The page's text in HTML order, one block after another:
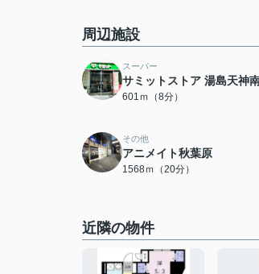
周辺施設
スーパー
サミットストア 湯島天神
601ｍ（8分）
その他
アニメイト秋葉原
1568ｍ（20分）
近隣の物件